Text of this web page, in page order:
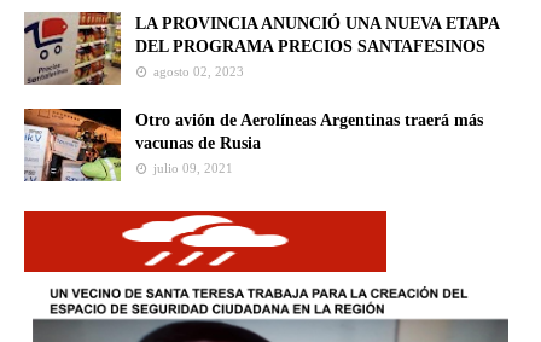
LA PROVINCIA ANUNCIÓ UNA NUEVA ETAPA
DEL PROGRAMA PRECIOS SANTAFESINOS
agosto 02, 2023
Otro avión de Aerolíneas Argentinas traerá más
vacunas de Rusia
julio 09, 2021